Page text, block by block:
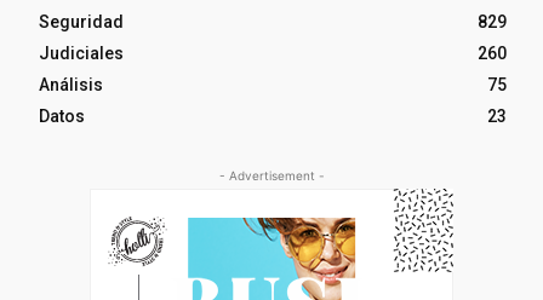
Seguridad
829
Judiciales
260
Análisis
75
Datos
23
- Advertisement -